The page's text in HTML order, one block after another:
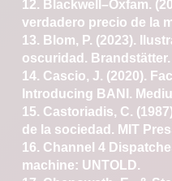
12. Blackwell–Oxfam.
verdadero precio de la
13. Blom, P. (2023).
oscuridad. Brandstätter.
14. Cascio, J. (2020).
Introducing BANI.
15. Castoriadis, C.
de la sociedad. MIT
16. Channel 4
machine: UNTOLD.